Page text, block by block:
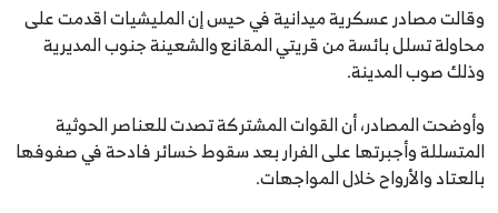
وقالت مصادر عسكرية ميدانية في حيس إن المليشيات اقدمت على
محاولة تسلل بائسة من قريتي المقانع والشعينة جنوب المديرية
وذلك صوب المدينة.
وأوضحت المصادر، أن القوات المشتركة تصدت للعناصر الحوثية
المتسللة وأجبرتها على الفرار بعد سقوط خسائر فادحة في صفوفها
بالعتاد والأرواح خلال المواجهات.